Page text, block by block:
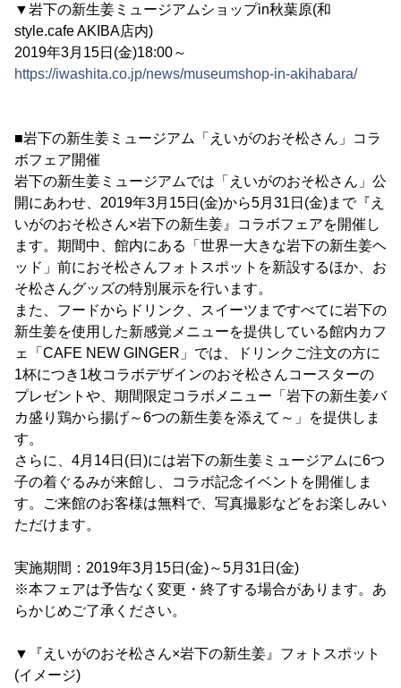
▼岩下の新生姜ミュージアムショップin秋葉原(和
style.cafe AKIBA店内)
2019年3月15日(金)18:00～
https://iwashita.co.jp/news/museumshop-in-akihabara/
■岩下の新生姜ミュージアム「えいがのおそ松さん」コラ
ボフェア開催
岩下の新生姜ミュージアムでは「えいがのおそ松さん」公
開にあわせ、2019年3月15日(金)から5月31日(金)まで『え
いがのおそ松さん×岩下の新生姜』コラボフェアを開催し
ます。期間中、館内にある「世界一大きな岩下の新生姜ヘ
ッド」前におそ松さんフォトスポットを新設するほか、お
そ松さんグッズの特別展示を行います。
また、フードからドリンク、スイーツまですべてに岩下の
新生姜を使用した新感覚メニューを提供している館内カフ
ェ「CAFE NEW GINGER」では、ドリンクご注文の方に
1杯につき1枚コラボデザインのおそ松さんコースターの
プレゼントや、期間限定コラボメニュー「岩下の新生姜バ
カ盛り鶏から揚げ～6つの新生姜を添えて～」を提供しま
す。
さらに、4月14日(日)には岩下の新生姜ミュージアムに6つ
子の着ぐるみが来館し、コラボ記念イベントを開催しま
す。ご来館のお客様は無料で、写真撮影などをお楽しみい
ただけます。
実施期間：2019年3月15日(金)～5月31日(金)
※本フェアは予告なく変更・終了する場合があります。あ
らかじめご了承ください。
▼『えいがのおそ松さん×岩下の新生姜』フォトスポット
(イメージ)